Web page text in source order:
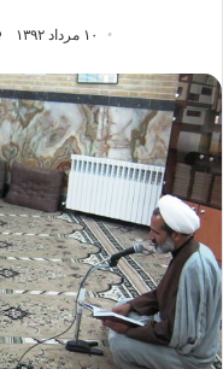
۱۰ مرداد ۱۳۹۲